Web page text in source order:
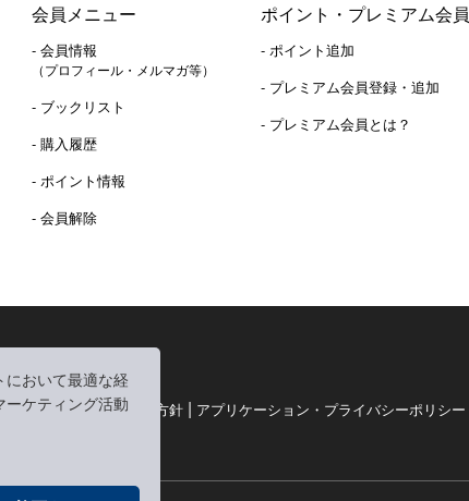
において最適な経
ーケティング活動
会員メニュー
- 会員情報
（プロフィール・メルマガ等）
- ブックリスト
- 購入履歴
- ポイント情報
- 会員解除
ポイント・プレミアム会員
- ポイント追加
- プレミアム会員登録・追加
- プレミアム会員とは？
ついて| 個人情報保護方針 | アプリケーション・プライバシーポリシー